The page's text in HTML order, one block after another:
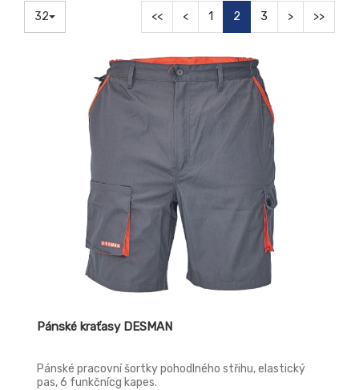
32 << < 1 2 3 > >>
Pánské kraťasy DESMAN
Pánské pracovní šortky pohodlného střihu, elastický
pas, 6 funkčnícg kapes.